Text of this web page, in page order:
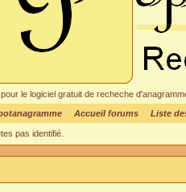
le logiciel gratuit de recheche
Accueil forums Liste
pas identifié.